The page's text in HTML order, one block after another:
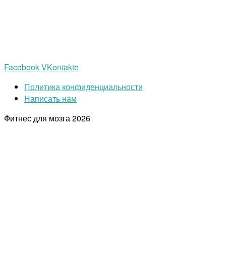
FacebookVKontakte
Политика конфиденциальности
Написать нам
Фитнес для мозга2026